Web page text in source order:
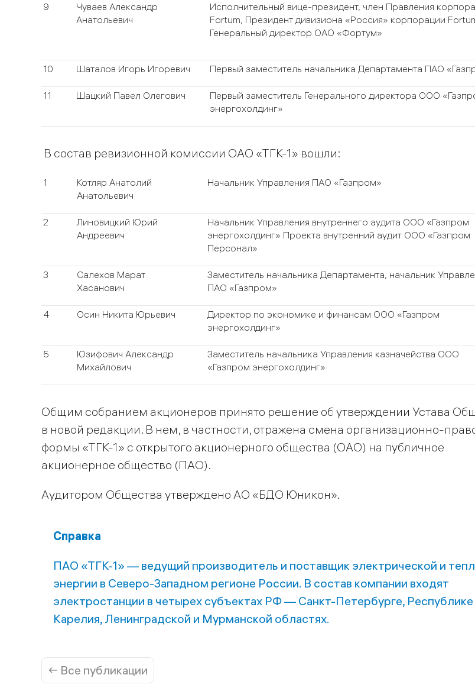
9
Чуваев Александр
Анатольевич
Исполнительный вице-президент, член Правления
Fortum, Президент дивизиона «Россия» корпорации
Генеральный директор ОАО «Фортум»
10 Шаталов Игорь Игоревич Первый заместитель начальника Департамента ПАО
11 Шацкий Павел Олегович
Первый заместитель Генерального директора ООО
энергохолдинг»
В состав ревизионной комиссии ОАО «ТГК-1» вошли:
1
Котляр Анатолий
Анатольевич
Начальник Управления ПАО «Газпром»
2
Линовицкий Юрий
Андреевич
Начальник Управления внутреннего аудита ООО «Газпром
энергохолдинг» Проекта внутренний аудит ООО «Газпром
Персонал»
3
Салехов Марат
Хасанович
Заместитель начальника Департамента, начальник
ПАО «Газпром»
4 Осин Никита Юрьевич
Директор по экономике и финансам ООО «Газпром
энергохолдинг»
5
Юзифович Александр
Михайлович
Заместитель начальника Управления казначейства ООО
«Газпром энергохолдинг»
Общим собранием акционеров принято решение об утверждении Устава
в новой редакции. В нем, в частности, отражена смена организационно-
формы «ТГК-1» с открытого акционерного общества (ОАО) на публичное
акционерное общество (ПАО).
Аудитором Общества утверждено АО «БДО Юникон».
Справка
ПАО «ТГК-1» — ведущий производитель и поставщик электрической и
энергии в Северо-Западном регионе России. В состав компании входят
электростанции в четырех субъектах РФ — Санкт-Петербурге, Республике
Карелия, Ленинградской и Мурманской областях.
← Все публикации